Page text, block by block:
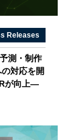
Releases
測・制作
対応を開
が向上―